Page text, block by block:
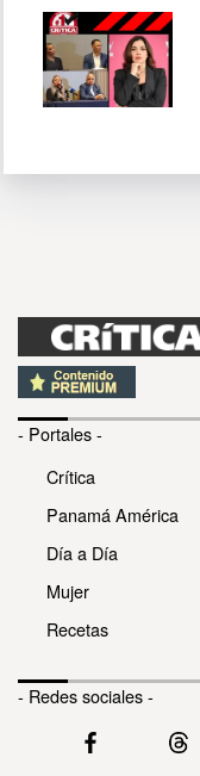
- Portales -
Crítica
Panamá América
Día a Día
Mujer
Recetas
- Redes sociales -